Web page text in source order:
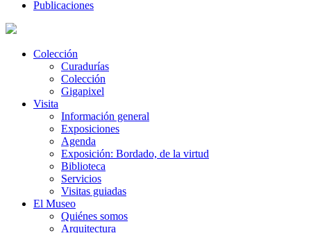
Publicaciones
Colección
Curadurías
Colección
Gigapixel
Visita
Información general
Exposiciones
Agenda
Exposición: Bordado, de la virtud
Biblioteca
Servicios
Visitas guiadas
El Museo
Quiénes somos
Arquitectura